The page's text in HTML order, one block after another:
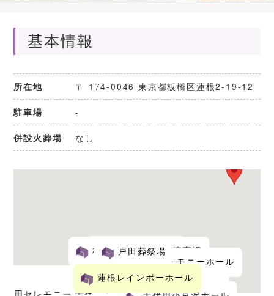
基本情報
所在地 〒 174-0046 東京都板橋区蓮根2-19-12
駐車場 -
併設火葬場 なし
代田セレモニー 千代田赤塚ホー
蓮根レインボーホール
戸田サービス館
板橋区指定斎場 舟渡斎場
北区セレモニーホール
戸田葬祭場